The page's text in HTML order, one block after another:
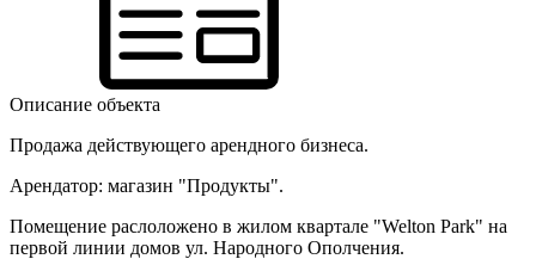
Описание объекта
Продажа действующего арендного бизнеса.
Арендатор: магазин "Продукты".
Помещение раслоложено в жилом квартале "Welton Park" на
первой линии домов ул. Народного Ополчения.